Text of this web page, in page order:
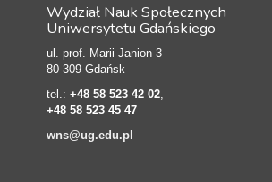
Wydział Nauk Społecznych
Uniwersytetu Gdańskiego
ul. prof. Marii Janion 3
80-309 Gdańsk
tel.: +48 58 523 42 02
+48 58 523 45 47
wns@ug.edu.pl